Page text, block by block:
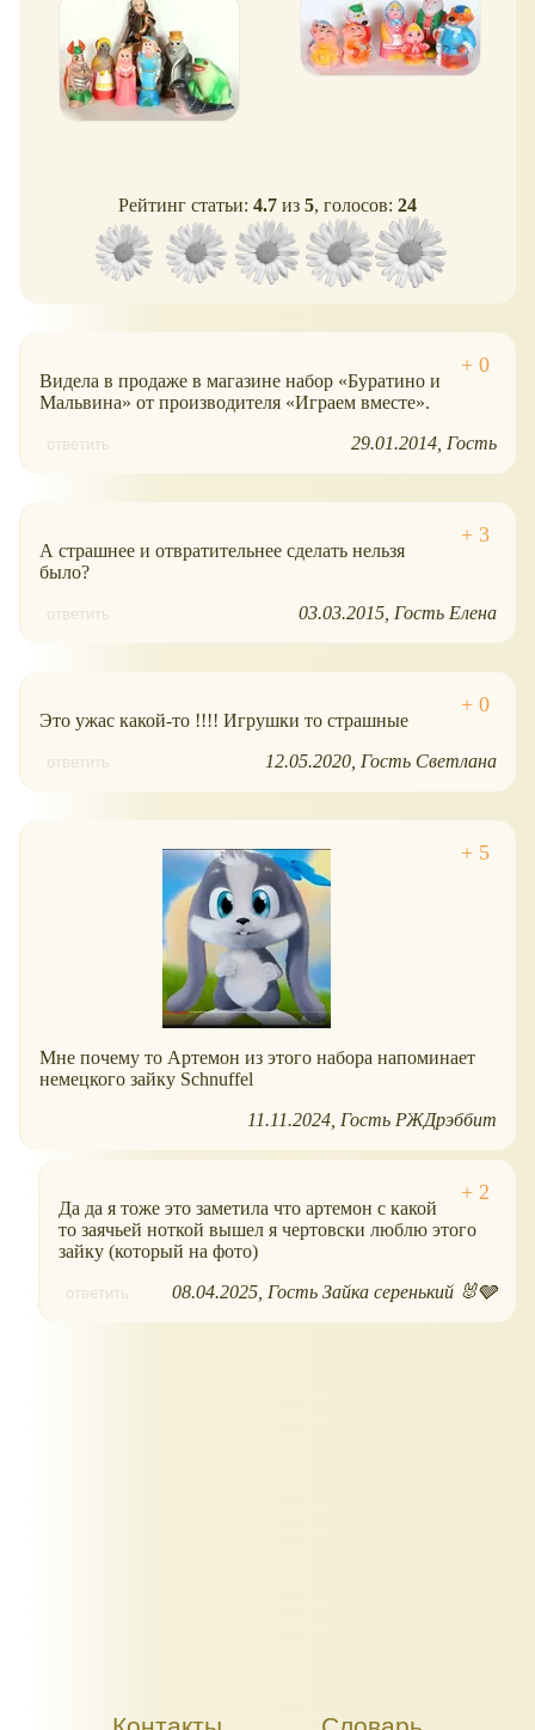
Рейтинг статьи: 4.7 из 5, голосов: 24
Видела в продаже в магазине набор
Буратино и
Мальвина
от производителя Играем вместе .
ответить 29.01.2014 Гость
А страшнее и отвратительнее сделать нельзя
было?
ответить 03.03.2015 Гость Елена
Это ужас какой-то !!!! Игрушки то страшные
ответить 12.05.2020 Гость Светлана
Мне почему то Артемон из этого набора напоминает
немецкого зайку Schnuffel
11.11.2024 Гость РЖДрэббит
Да да я тоже это заметила что артемон с какой
то заячьей ноткой вышел я чертовски люблю этого
зайку (который на фото)
ответить 08.04.2025 Гость Зайка серенький 🐰🩶